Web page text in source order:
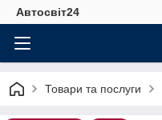
Автосвіт24
Товари та послуги